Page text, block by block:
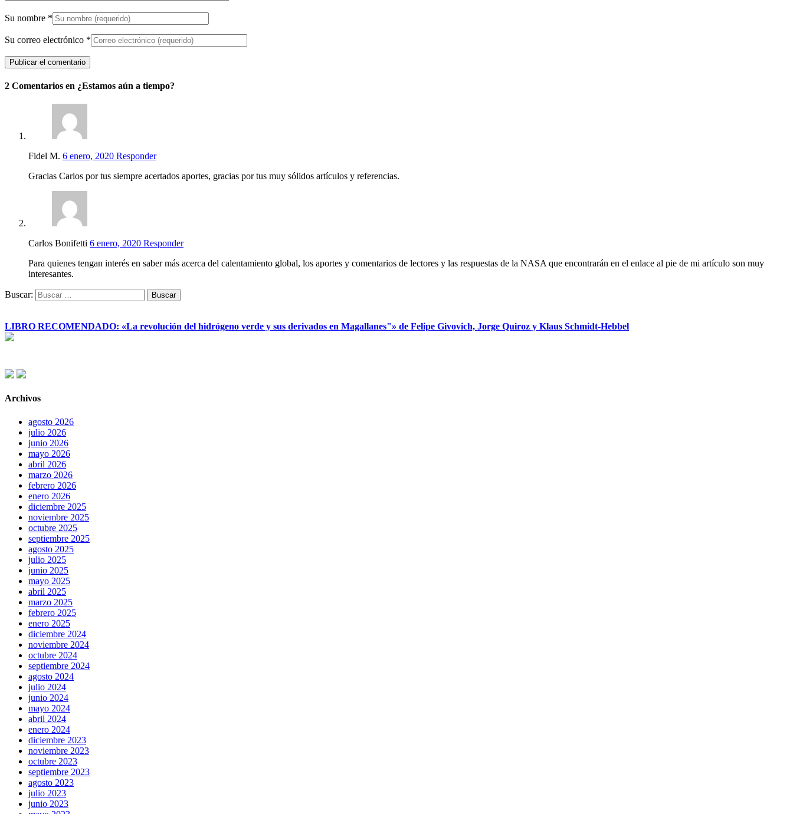
Su nombre *
Su correo electrónico *
2 Comentarios en ¿Estamos aún a tiempo?
Fidel M. 6 enero, 2020 Responder
Gracias Carlos por tus siempre acertados aportes, gracias por tus muy sólidos artículos y referencias.
Carlos Bonifetti 6 enero, 2020 Responder
Para quienes tengan interés en saber más acerca del calentamiento global, los aportes y comentarios de lectores y las respuestas de la NASA que encontrarán en el enlace al pie de mi artículo son muy
interesantes.
Buscar:
LIBRO RECOMENDADO: «La revolución del hidrógeno verde y sus derivados en Magallanes"» de Felipe Givovich, Jorge Quiroz y Klaus Schmidt-Hebbel
Archivos
agosto 2026
julio 2026
junio 2026
mayo 2026
abril 2026
marzo 2026
febrero 2026
enero 2026
diciembre 2025
noviembre 2025
octubre 2025
septiembre 2025
agosto 2025
julio 2025
junio 2025
mayo 2025
abril 2025
marzo 2025
febrero 2025
enero 2025
diciembre 2024
noviembre 2024
octubre 2024
septiembre 2024
agosto 2024
julio 2024
junio 2024
mayo 2024
abril 2024
enero 2024
diciembre 2023
noviembre 2023
octubre 2023
septiembre 2023
agosto 2023
julio 2023
junio 2023